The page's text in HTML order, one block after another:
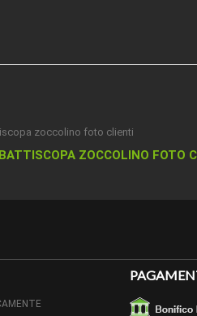
BATTISCOPA ZOCCOLINO FOTO